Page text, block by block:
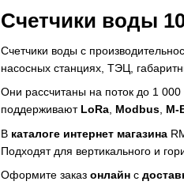
Счетчики воды
Счетчики воды с
насосных станциях, ТЭЦ,
Они рассчитаны на поток до 1
поддерживают LoRa, Modbus, M-
В каталоге интернет магазина
Подходят для вертикального и
Оформите заказ онлайн с